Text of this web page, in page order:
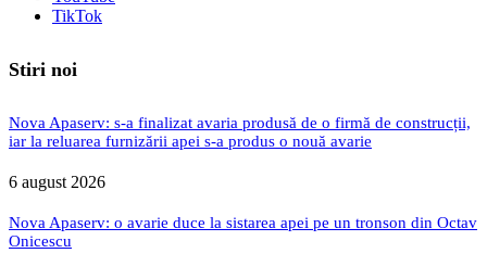
TikTok
Stiri noi
Nova Apaserv: s-a finalizat avaria produsă de o firmă de construcții,
iar la reluarea furnizării apei s-a produs o nouă avarie
6 august 2026
Nova Apaserv: o avarie duce la sistarea apei pe un tronson din Octav
Onicescu